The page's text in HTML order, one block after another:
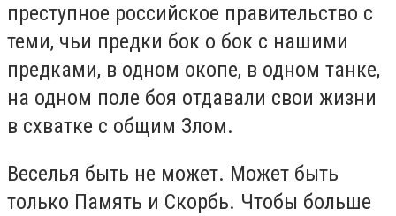
преступное российское правительство с
теми, чьи предки бок о бок с нашими
предками, в одном окопе, в одном танке,
на одном поле боя отдавали свои жизни
в схватке с общим Злом.
Веселья быть не может. Может быть
только Память и Скорбь. Чтобы больше